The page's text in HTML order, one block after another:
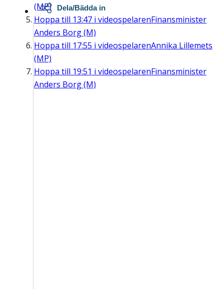
(MP)
Hoppa till 13:47 i videospelarenFinansminister
Anders Borg (M)
Hoppa till 17:55 i videospelarenAnnika Lillemets
(MP)
Hoppa till 19:51 i videospelarenFinansminister
Anders Borg (M)
Dela/Bädda in